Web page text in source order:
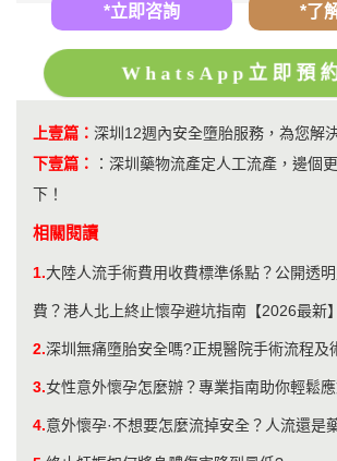
*立即咨詢 *了
WhatsApp立即預
上壹篇： 深圳12週內安全墮胎服務，為您解
下壹篇：
： 深圳藥物流產定人工流產，邊個
下！
相關閱讀
1.大陸人流手術費用收費標準係點？公開透
費？港人北上終止懷孕避坑指南【2026最新】
2.深圳無痛墮胎安全嗎?正規醫院手術流程及
3.女性意外懷孕怎麼辦？專業指南助你輕鬆
4.意外懷孕·不想要怎麼流掉安全？人流還是